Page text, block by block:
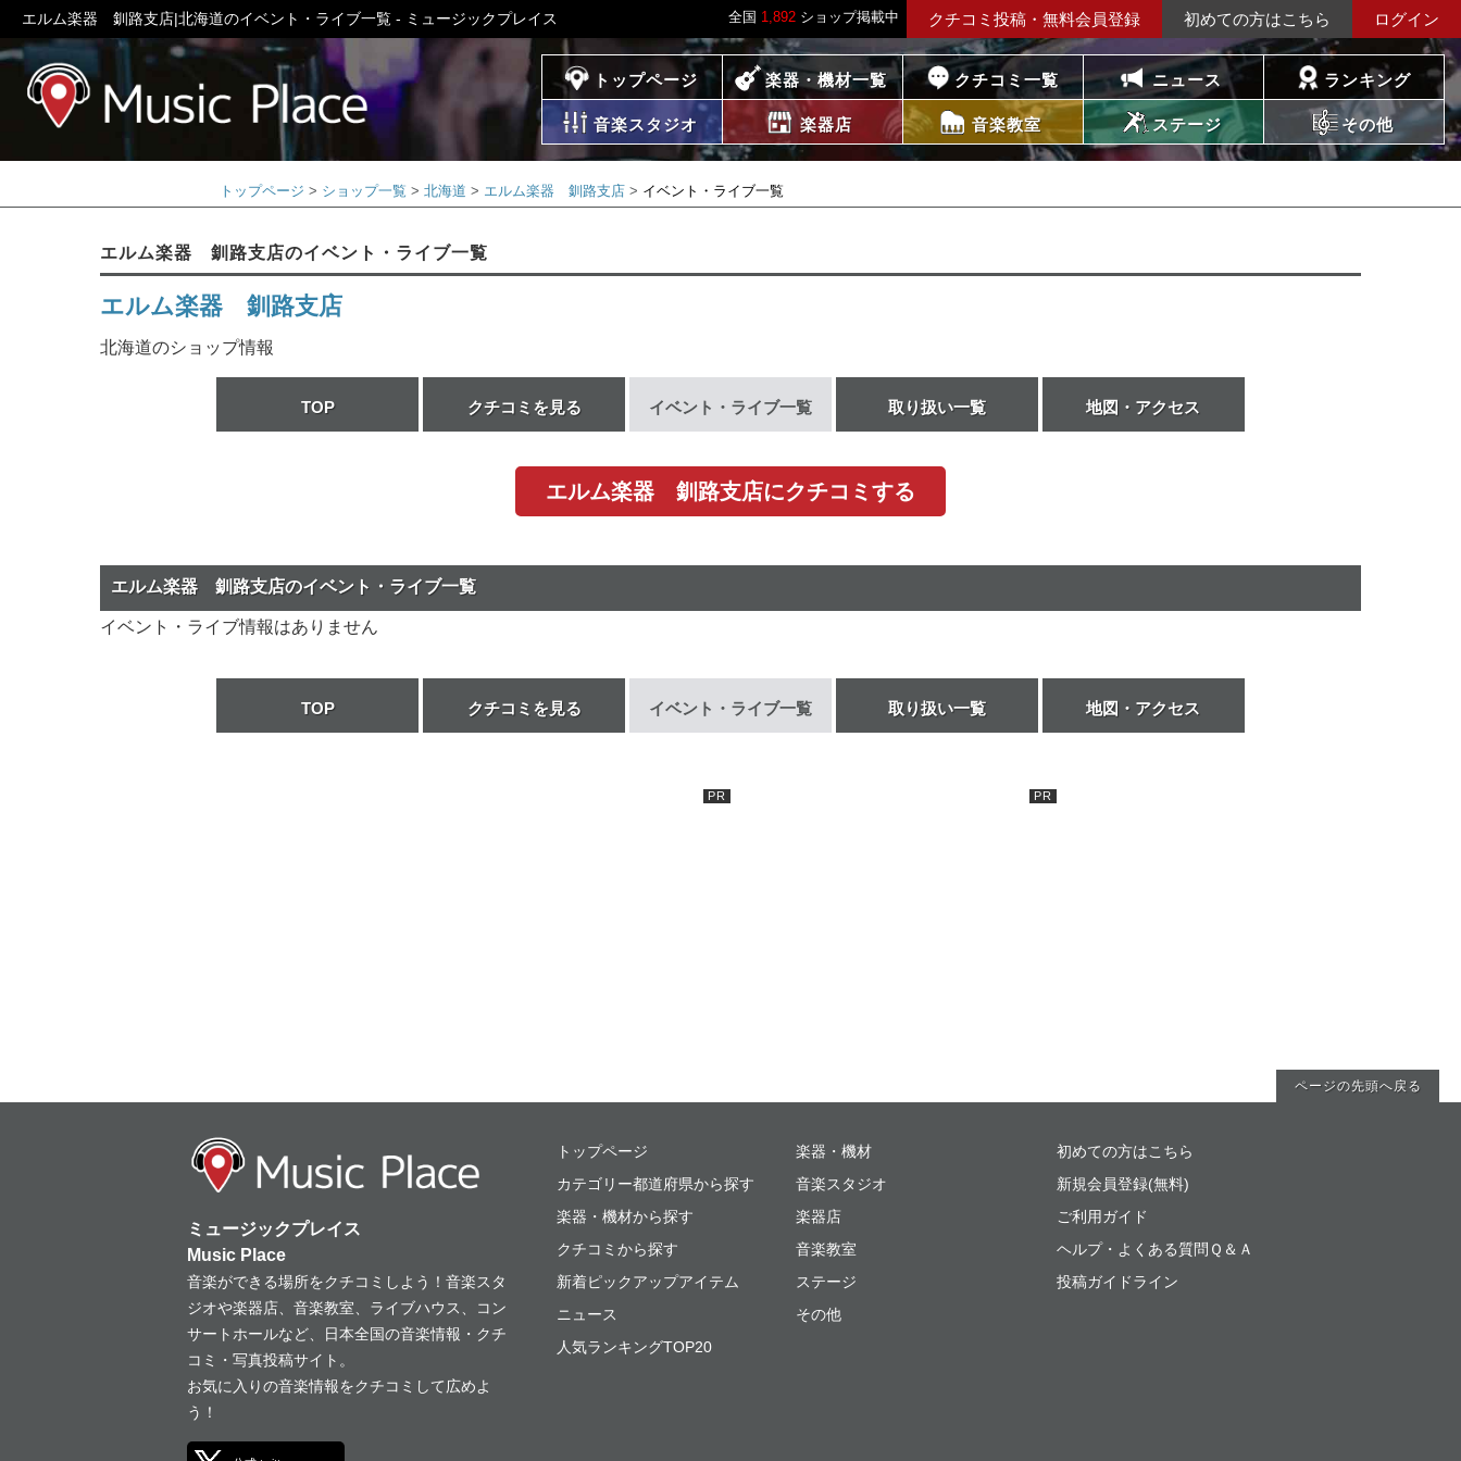
全国 1,892 ショップ掲載中 クチコミ投稿・無料会員登録 初めての方はこちら ログイン
エルム楽器 釧路支店|北海道のイベント・ライブ一覧 - ミュージックプレイス
ミュージックプレイス トップページ 楽器・機材一覧 クチコミ一覧 ニュース ランキング
音楽スタジオ 楽器店 音楽教室 ステージ その他
トップページ ショップ一覧 北海道 エルム楽器 釧路支店 イベント・ライブ一覧
エルム楽器 釧路支店のイベント・ライブ一覧
エルム楽器 釧路支店
北海道のショップ情報
TOP クチコミを見る イベント・ライブ一覧 取り扱い一覧 地図・アクセス
エルム楽器 釧路支店にクチコミする
エルム楽器 釧路支店のイベント・ライブ一覧
イベント・ライブ情報はありません
TOP クチコミを見る イベント・ライブ一覧 取り扱い一覧 地図・アクセス
ページの先頭へ戻る
ミュージックプレイス
ミュージックプレイス
Music Place
音楽ができる場所をクチコミしよう！音楽スタ
ジオや楽器店、音楽教室、ライブハウス、コン
サートホールなど、日本全国の音楽情報・クチ
コミ・写真投稿サイト。
お気に入りの音楽情報をクチコミして広めよ
う！
トップページ
カテゴリー都道府県から探す
楽器・機材から探す
クチコミから探す
新着ピックアップアイテム
ニュース
人気ランキングTOP20
楽器・機材
音楽スタジオ
楽器店
音楽教室
ステージ
その他
初めての方はこちら
新規会員登録(無料)
ご利用ガイド
ヘルプ・よくある質問Ｑ＆Ａ
投稿ガイドライン